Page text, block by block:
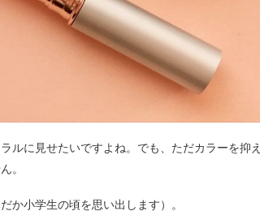
ルに見せたいですよね。でも、ただカラーを抑え
。
か小学生の頃を思い出します）。